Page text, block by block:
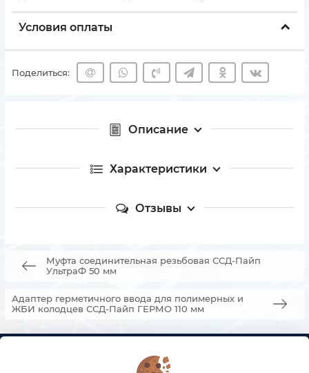
Условия оплаты
Поделиться:
Описание
Характеристики
Отзывы
Муфта соединительная резьбовая ССД-Пайп
УльтраФ 50 мм
Адаптер герметичного ввода для полимерных и
ЖБИ колодцев ССД-Пайп ГЕРМО 110 мм